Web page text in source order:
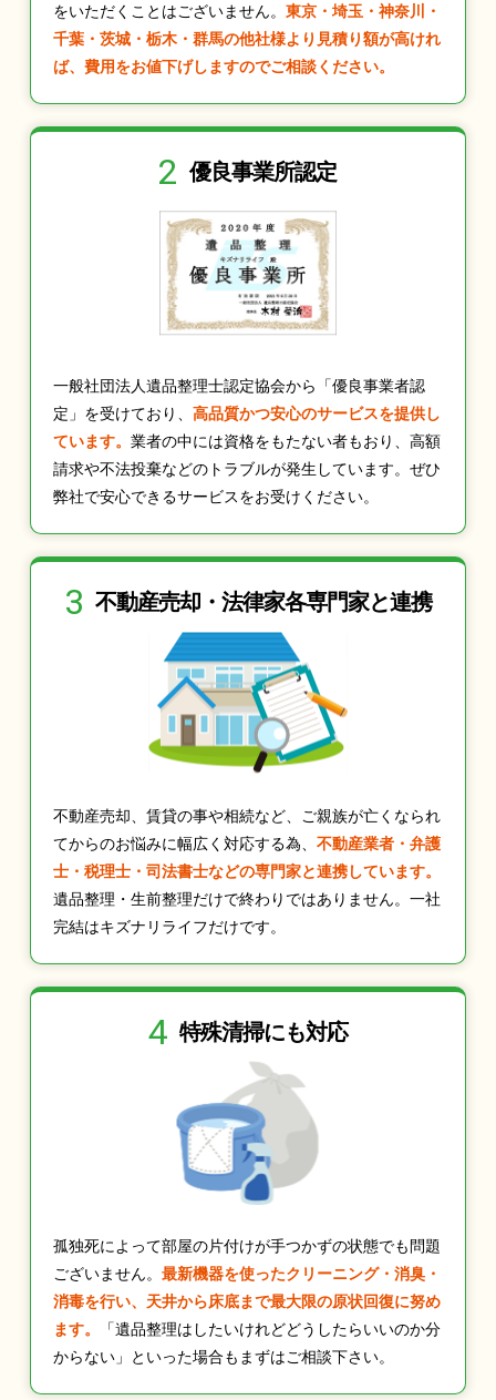
をいただくことはございません。 東京・埼玉・神奈川・
千葉・茨城・栃木・群馬の他社様より見積り額が高けれ
ば、費用をお値下げしますのでご相談ください。
2 優良事業所認定
一般社団法人遺品整理士認定協会から「優良事業者認
定」を受けており、 高品質かつ安心のサービスを提供し
ています。 業者の中には資格をもたない者もおり、高額
請求や不法投棄などのトラブルが発生しています。ぜひ
弊社で安心できるサービスをお受けください。
3 不動産売却・法律家各専門家と連携
不動産売却、賃貸の事や相続など、ご親族が亡くなられ
てからのお悩みに幅広く対応する為、 不動産業者・弁護
士・税理士・司法書士などの専門家と連携しています。
遺品整理・生前整理だけで終わりではありません。一社
完結はキズナリライフだけです。
4 特殊清掃にも対応
孤独死によって部屋の片付けが手つかずの状態でも問題
ございません。 最新機器を使ったクリーニング・消臭・
消毒を行い、天井から床底まで最大限の原状回復に努め
ます。
「遺品整理はしたいけれどどうしたらいいのか分
からない」といった場合もまずはご相談下さい。